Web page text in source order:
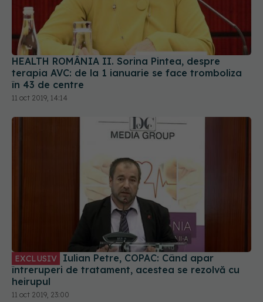
HEALTH ROMÂNIA II. Sorina Pintea, despre
terapia AVC: de la 1 ianuarie se face tromboliza
în 43 de centre
11 oct 2019, 14:14
EXCLUSIV
întreruperi de tratament, acestea se rezolvă cu
heirupul
11 oct 2019, 23:00